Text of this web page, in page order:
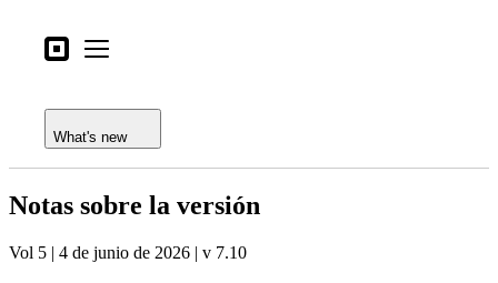
SquareOpen menu
Tipos de negocio
Hardware
Precios
Lo último
Iniciar sesión
What's new
Notas de la versión
Notas sobre la versión
Vol 5 | 4 de junio de 2026 | v 7.10